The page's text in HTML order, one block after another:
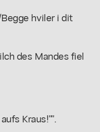
hviler i dit
des Mandes fiel
Kraus!"".